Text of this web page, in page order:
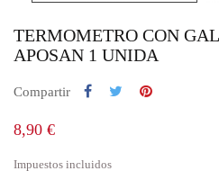
TERMOMETRO CON
APOSAN 1 UNIDA
Compartir
8,90 €
Impuestos incluidos